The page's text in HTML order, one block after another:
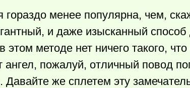
гораздо менее популярна, чем,
и даже изысканный способ
методе нет ничего такого,
пожалуй, отличный повод
же сплетем эту